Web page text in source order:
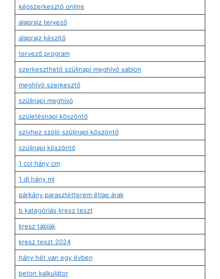
képszerkesztő online
alaprajz tervező
alaprajz készítő
tervező program
szerkeszthető szülinapi meghívó sablon
meghívó szerkesztő
szülinapi meghívó
születésnapi köszöntő
szívhez szóló szülinapi köszöntő
szülinapi köszöntő
1 col hány cm
1 dl hány ml
párkány parasztétterem étlap árak
b kategóriás kresz teszt
kresz táblák
kresz teszt 2024
hány hét van egy évben
beton kalkulátor